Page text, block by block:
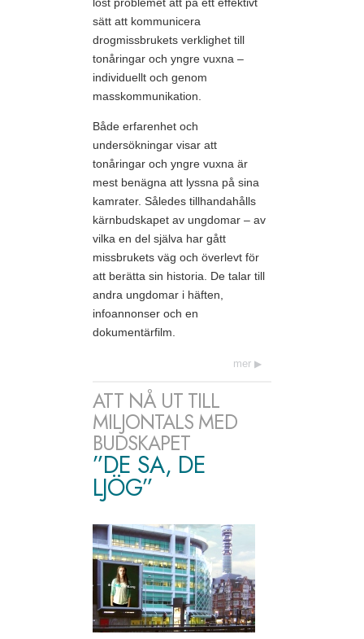
sätt att kommunicera
drogmissbrukets verklighet till
tonåringar och yngre vuxna –
individuellt och genom
masskommunikation.
Både erfarenhet och
undersökningar visar att
tonåringar och yngre vuxna är
mest benägna att lyssna på sina
kamrater. Således tillhandahålls
kärnbudskapet av ungdomar – av
vilka en del själva har gått
missbrukets väg och överlevt för
att berätta sin historia. De talar till
andra ungdomar i häften,
infoannonser och en
dokumentärfilm.
mer
ATT NÅ UT TILL
MILJONTALS MED
BUDSKAPET
”DE SA, DE
LJÖG”